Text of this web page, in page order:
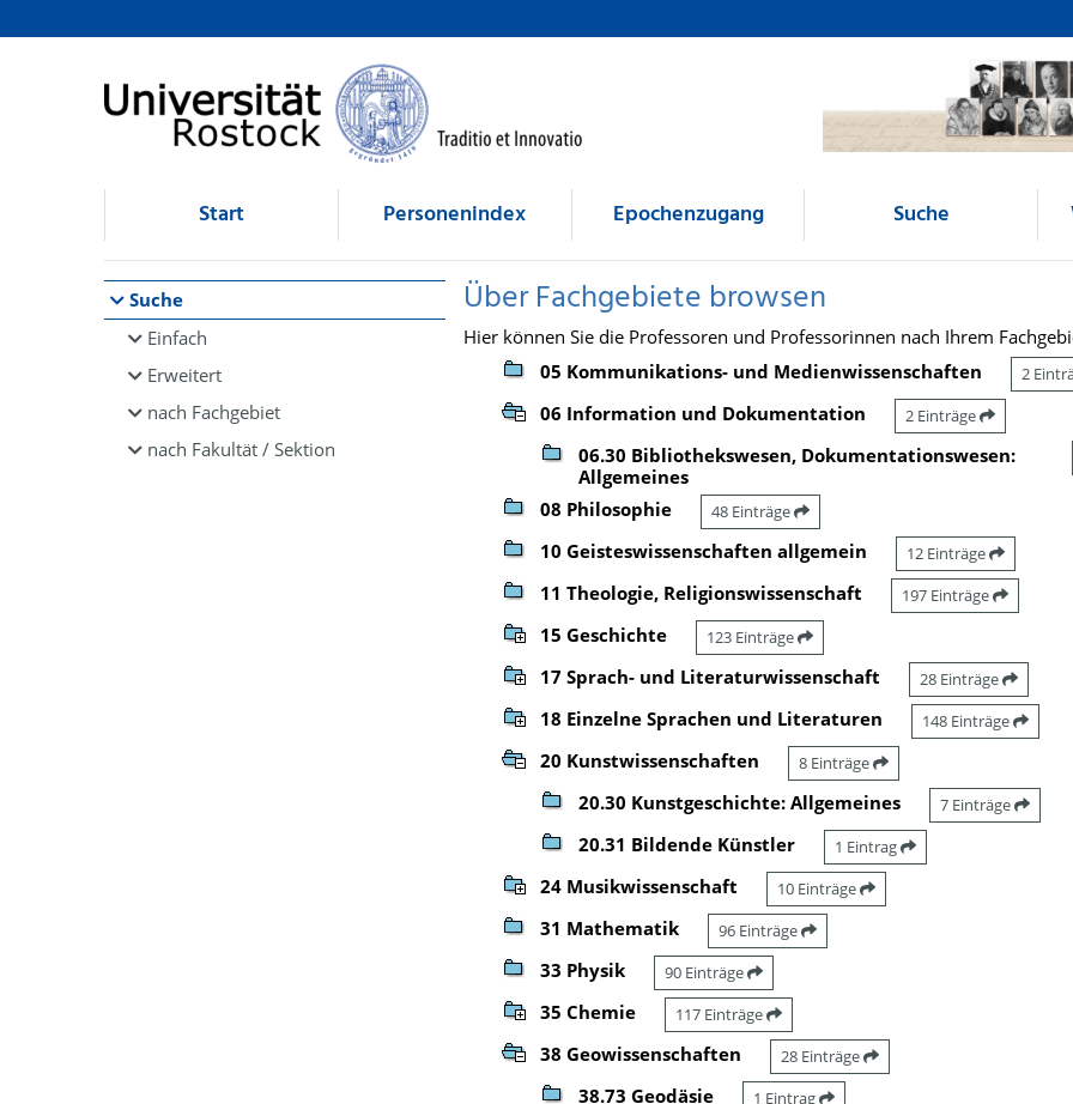
Browsen
direkt zum Inhalt
Start Personenindex Epochenzugang Suche
Suche
Einfach
Erweitert
nach Fachgebiet
nach Fakultät / Sektion
Über Fachgebiete browsen
Hier können Sie die Professoren und Professorinnen nach Ihrem
05 Kommunikations- und Medienwissenschaften
2
06 Information und Dokumentation 2 Einträge
06.30 Bibliothekswesen, Dokumentationswesen:
Allgemeines
08 Philosophie 48 Einträge
10 Geisteswissenschaften allgemein 12 Einträge
11 Theologie, Religionswissenschaft 197 Einträge
15 Geschichte 123 Einträge
17 Sprach- und Literaturwissenschaft 28 Einträge
18 Einzelne Sprachen und Literaturen 148 Einträge
20 Kunstwissenschaften 8 Einträge
20.30 Kunstgeschichte: Allgemeines 7 Einträge
20.31 Bildende Künstler 1 Eintrag
24 Musikwissenschaft 10 Einträge
31 Mathematik 96 Einträge
33 Physik 90 Einträge
35 Chemie 117 Einträge
38 Geowissenschaften 28 Einträge
38.73 Geodäsie 1 Eintrag